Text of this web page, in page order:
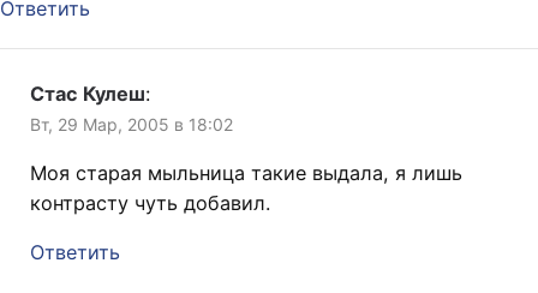
Ответить
Стас Кулеш:
Вт, 29 Мар, 2005 в 18:02
Моя старая мыльница такие выдала, я лишь
контрасту чуть добавил.
Ответить